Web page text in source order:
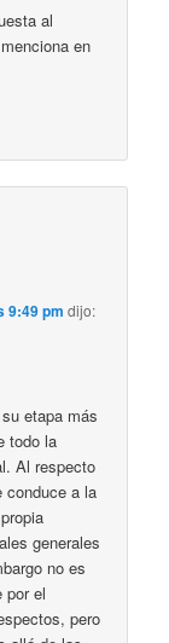
al
en
9:49 pm dijo:
etapa más
todo la
Al respecto
conduce a la
generales
no es
por el
pero